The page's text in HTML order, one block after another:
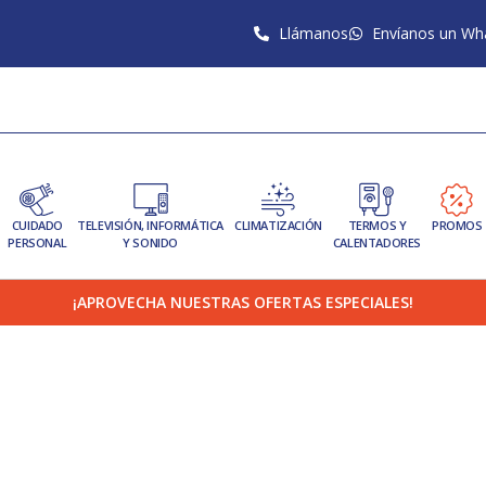
Llámanos Envíanos un
CUIDADO
PERSONAL
TELEVISIÓN, INFORMÁTICA
Y SONIDO
CLIMATIZACIÓN
TERMOS Y
CALENTADORES
PROMOS
¡APROVECHA NUESTRAS OFERTAS ESPECIALES!